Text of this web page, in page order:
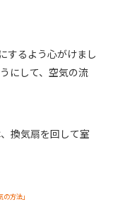
するよう心がけまし
にして、空気の流
換気扇を回して室
方法」